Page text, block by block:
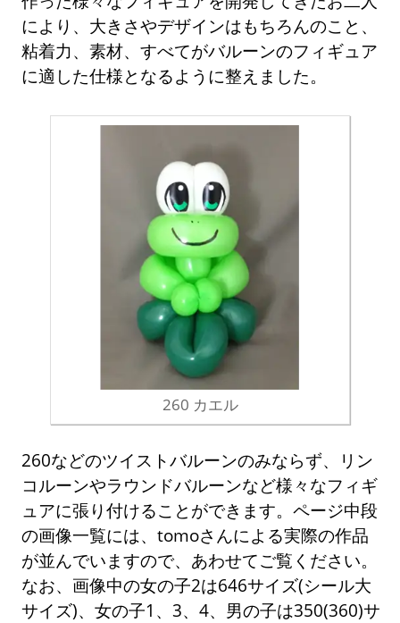
により、大きさやデザインはもちろんのこと、
粘着力、素材、すべてがバルーンのフィギュア
に適した仕様となるように整えました。
260 カエル
260などのツイストバルーンのみならず、リン
コルーンやラウンドバルーンなど様々なフィギ
ュアに張り付けることができます。ページ中段
の画像一覧には、tomoさんによる実際の作品
が並んでいますので、あわせてご覧ください。
なお、画像中の女の子2は646サイズ(シール大
サイズ)、女の子1、3、4、男の子は350(360)サ